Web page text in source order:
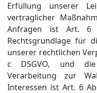
Erfüllung unserer
vertraglicher
Anfragen ist Art. 6
Rechtsgrundlage für
unserer rechtlichen
c DSGVO, und
Verarbeitung zur
Interessen ist Art. 6